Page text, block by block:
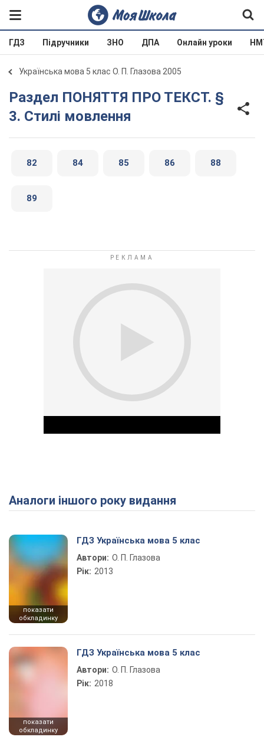
ГДЗ Підручники ЗНО ДПА Онлайн уроки
Українська мова 5 клас О. П. Глазова 2005
Раздел ПОНЯТТЯ ПРО ТЕКСТ. §
3. Стилі мовлення
82 84 85 86 88
89
Play Video
Аналоги іншого року видання
показати
обкладинку
ГДЗ Українська мова 5 клас
Автори: О. П. Глазова
Рік: 2013
показати
обкладинку
ГДЗ Українська мова 5 клас
Автори: О. П. Глазова
Рік: 2018